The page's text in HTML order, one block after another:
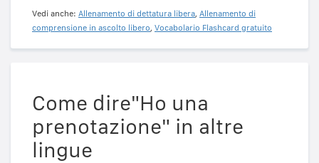
Vedi anche: Allenamento di dettatura libera, Allenamento di
comprensione in ascolto libero, Vocabolario Flashcard gratuito
Come dire"Ho una
prenotazione" in altre
lingue